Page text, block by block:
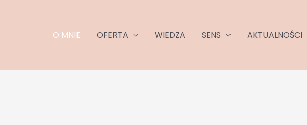
O MNIE OFERTA WIEDZA SENS AKTUALNOŚCI